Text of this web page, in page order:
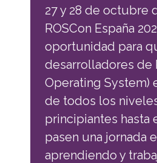
27 y 28 de octubre
ROSCon España
oportunidad para
desarrolladores de
Operating System)
de todos los
principiantes hasta
pasen una jornada
aprendiendo y